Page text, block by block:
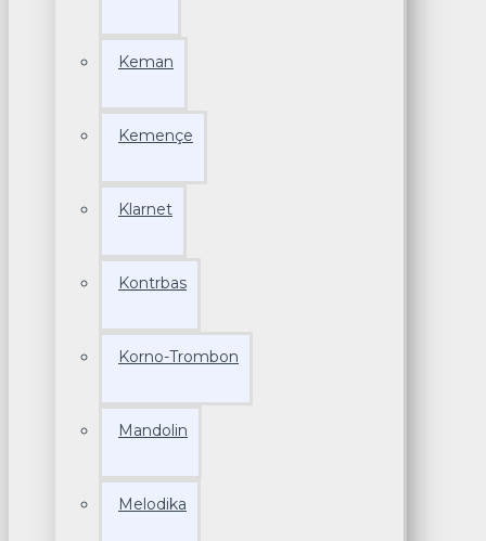
Keman
Kemençe
Klarnet
Kontrbas
Korno-Trombon
Mandolin
Melodika